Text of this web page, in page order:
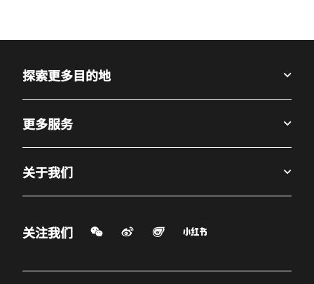
探索更多目的地
更多服务
关于我们
关注我们 微信扫一扫
微博
打开新窗口
飞猪
打开新窗口打开新窗口